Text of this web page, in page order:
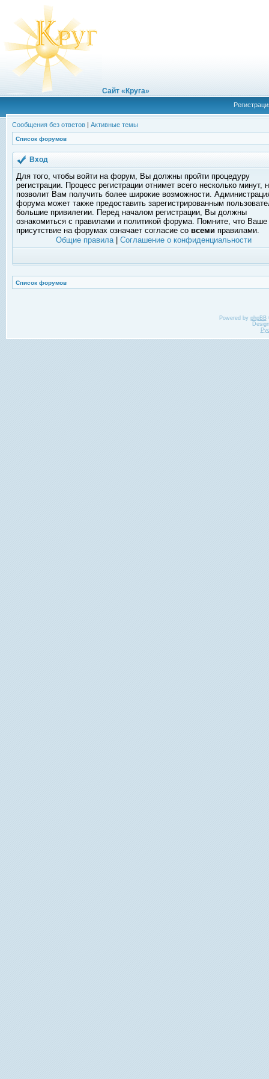
Сайт «Круга»
Сообщения без ответов | Активные темы
Список форумов
Вход
Для того, чтобы войти на форум, Вы должны пройти процедуру
регистрации. Процесс регистрации отнимет всего несколько минут,
позволит Вам получить более широкие возможности.
форума может также предоставить зарегистрированным
большие привилегии. Перед началом регистрации, Вы должны
ознакомиться с правилами и политикой форума. Помните, что Ваше
присутствие на форумах означает согласие со всеми правилами.
Общие правила| Соглашение о конфиденциальности
Список форумов
Powered by phpBB